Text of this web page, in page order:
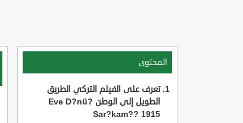
المحتوى
تعرف على الفيلم التركي الطريق
الطويل إلى الوطن Eve D?nü?
Sar?kam?? 1915